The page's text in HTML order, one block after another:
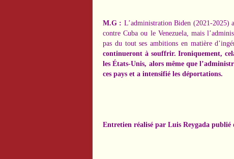
M.G : L’administration Biden (2021-2025)
contre Cuba ou le Venezuela, mais
pas du tout ses ambitions en matière
continueront à souffrir. Ironiquement,
les États-Unis, alors même que
ces pays et a intensifié les déportations.
Entretien réalisé par Luis Reygada